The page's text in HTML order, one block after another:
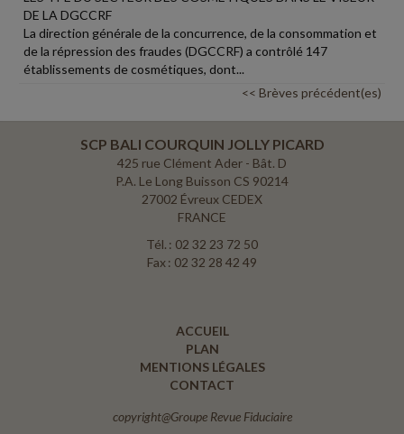
DE LA DGCCRF
La direction générale de la concurrence, de la consommation et
de la répression des fraudes (DGCCRF) a contrôlé 147
établissements de cosmétiques, dont...
<< Brèves précédent(es)
SCP BALI COURQUIN JOLLY PICARD
425 rue Clément Ader - Bât. D
P.A. Le Long Buisson CS 90214
27002 Évreux CEDEX
FRANCE
Tél. : 02 32 23 72 50
Fax : 02 32 28 42 49
ACCUEIL
PLAN
MENTIONS LÉGALES
CONTACT
copyright@Groupe Revue Fiduciaire